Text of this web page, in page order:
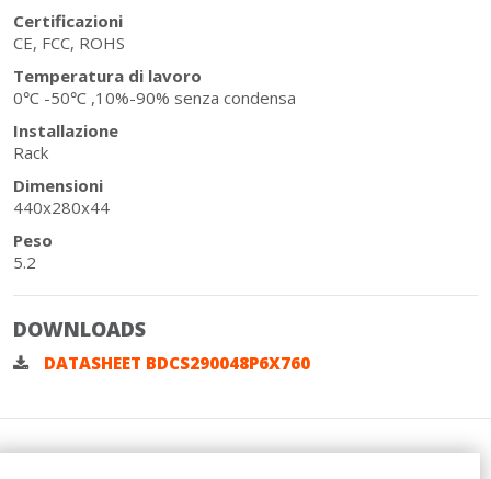
Certificazioni
CE, FCC, ROHS
Temperatura di lavoro
0℃ -50℃ ,10%-90% senza condensa
Installazione
Rack
Dimensioni
440x280x44
Peso
5.2
DOWNLOADS
DATASHEET BDCS290048P6X760